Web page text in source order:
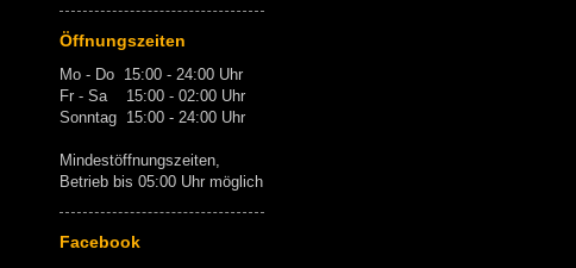
Öffnungszeiten
Mo - Do 15:00 - 24:00 Uhr
Fr - Sa 15:00 - 02:00 Uhr
Sonntag 15:00 - 24:00 Uhr
Mindestöffnungszeiten,
Betrieb bis 05:00 Uhr möglich
Facebook